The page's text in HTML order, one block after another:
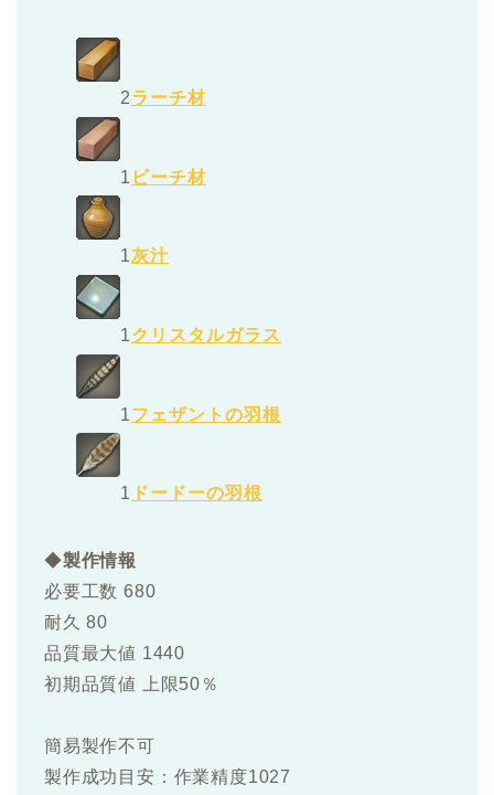
2ラーチ材
1 ビーチ材
1灰汁
1クリスタルガラス
1フェザントの羽根
1 ドードーの羽根
◆製作情報
必要工数 680
耐久 80
品質最大値 1440
初期品質値 上限50％
簡易製作不可
製作成功目安：作業精度1027